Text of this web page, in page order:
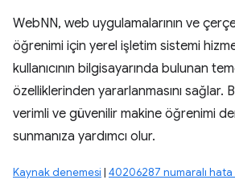
WebNN, web uygulamalarının ve
öğrenimi için yerel işletim sistemi
kullanıcının bilgisayarında bulunan
özelliklerinden yararlanmasını sağlar.
verimli ve güvenilir makine öğrenimi
sunmanıza yardımcı olur.
Kaynak denemesi | 40206287 numaralı hata